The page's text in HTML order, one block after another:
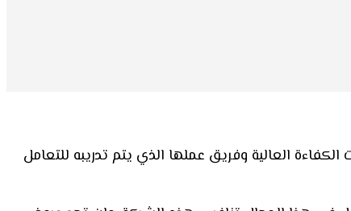
العالية وفريق عملها الذي يتم تدريبه للتعامل